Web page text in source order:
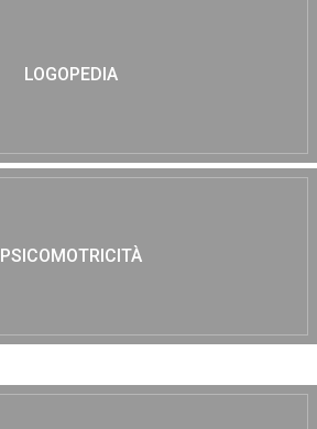
LOGOPEDIA
PSICOMOTRICITÀ